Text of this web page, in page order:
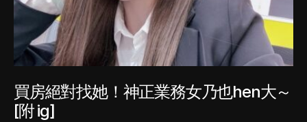
買房絕對找她！神正業務女乃也hen大～
[附 ig]